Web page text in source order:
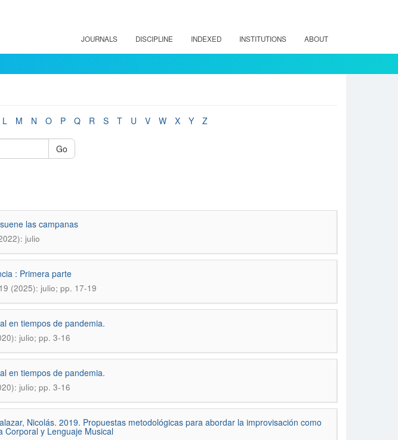
JOURNALS DISCIPLINE INDEXED INSTITUTIONS ABOUT
L M N O P Q R S T U V W X Y Z
Go
las campanas
julio
: Primera parte
(2025): julio; pp. 17-19
en tiempos de pandemia.
julio; pp. 3-16
en tiempos de pandemia.
julio; pp. 3-16
Nicolás. 2019. Propuestas metodológicas para abordar la improvisación como
Corporal y Lenguaje Musical